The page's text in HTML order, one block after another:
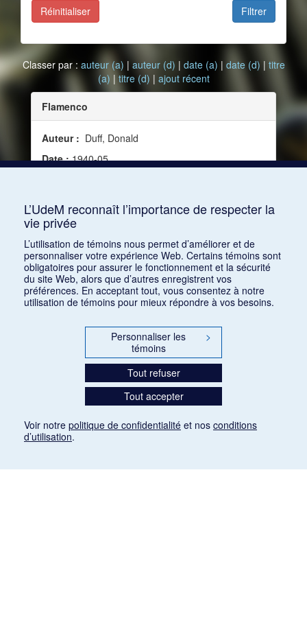
Filtrer
Réinitialiser
Classer par : auteur (a) | auteur (d) | date (a) | date (d) | titre
(a) | titre (d) | ajout récent
Flamenco
Auteur : Duff, Donald
Date :1940-05
L’UdeM reconnaît l’importance de respecter la
vie privée
L’utilisation de témoins nous permet d’améliorer et de
personnaliser votre expérience Web. Certains témoins sont
obligatoires pour assurer le fonctionnement et la sécurité
du site Web, alors que d’autres enregistrent vos
préférences. En acceptant tout, vous consentez à notre
utilisation de témoins pour mieux répondre à vos besoins.
Personnaliser les
témoins
>
Tout refuser
Tout accepter
Voir notre politique de confidentialité et nos conditions
d’utilisation.